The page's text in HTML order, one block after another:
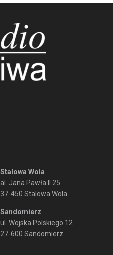
Stalowa Wola
al. Jana Pawła II 25
37-450 Stalowa Wola
Sandomierz
ul. Wojska Polskiego 12
27-600 Sandomierz